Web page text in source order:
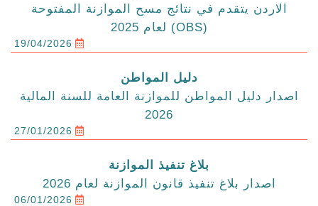
الاردن يتقدم في نتائج مسح الموازنة المفتوحة
(OBS) لعام 2025
19/04/2026
دليل المواطن
اصدار دليل المواطن للموازنة العامة للسنة المالية
2026
27/01/2026
بلاغ تنفيذ الموازنة
اصدار بلاغ تنفيذ قانون الموازنة لعام 2026
06/01/2026